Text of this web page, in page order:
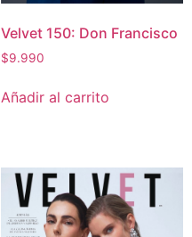
Velvet 150: Don Francisco
$9.990
Añadir al carrito